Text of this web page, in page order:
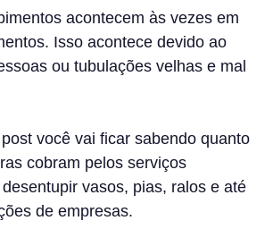
acontecem às vezes em
Isso acontece devido ao
ou tubulações velhas e mal
você vai ficar sabendo quanto
cobram pelos serviços
vasos, pias, ralos e até
de empresas.